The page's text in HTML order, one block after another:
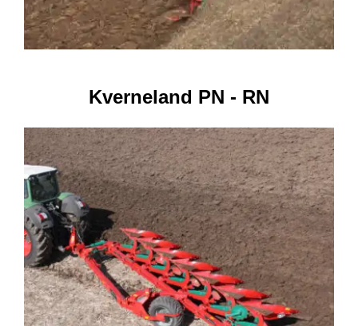
Kverneland PN - RN